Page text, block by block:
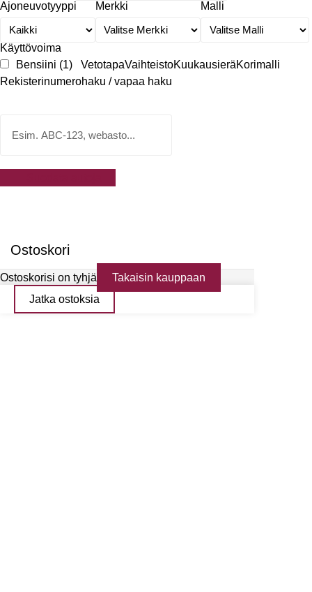
Ajoneuvotyyppi Merkki Malli
Käyttövoima
Bensiini (1) VetotapaVaihteistoKuukausieräKorimalli
Rekisterinumerohaku / vapaa haku
Ostoskori
Ostoskorisi on tyhjä
Takaisin kauppaan
Jatka ostoksia